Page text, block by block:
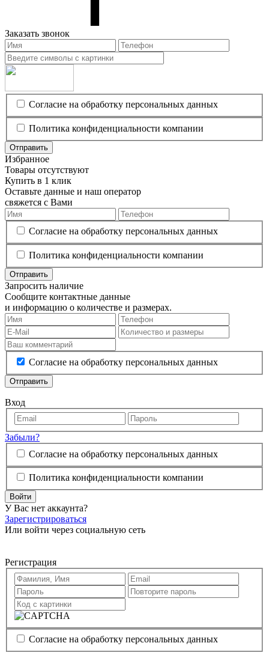
Заказать звонок
Согласие на обработку персональных данных
Политика конфиденциальности компании
Отправить
Избранное
Товары отсутствуют
Купить в 1 клик
Оставьте данные и наш оператор
свяжется с Вами
Согласие на обработку персональных данных
Политика конфиденциальности компании
Отправить
Запросить наличие
Сообщите контактные данные
и информацию о количестве и размерах.
Согласие на обработку персональных данных
Отправить
Вход
Забыли?
Согласие на обработку персональных данных
Политика конфиденциальности компании
Войти
У Вас нет аккаунта?
Зарегистрироваться
Или войти через социальную сеть
Регистрация
Согласие на обработку персональных данных